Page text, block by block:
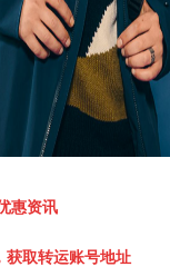
惠资讯
获取转运账号地址